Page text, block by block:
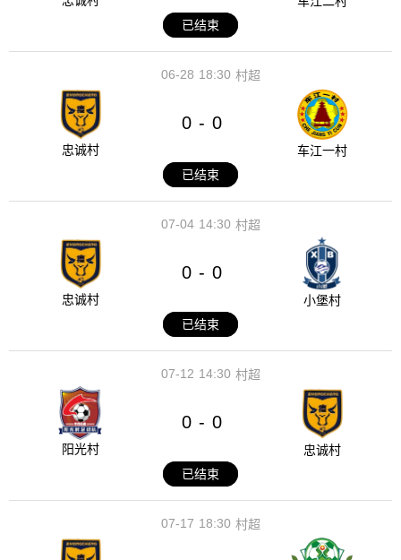
已结束
18:30
06-28 村超
忠诚村
0 - 0
车江一村
已结束
14:30
07-04 村超
忠诚村
0 - 0
小堡村
已结束
14:30
07-12 村超
阳光村
0 - 0
忠诚村
已结束
18:30
07-17 村超